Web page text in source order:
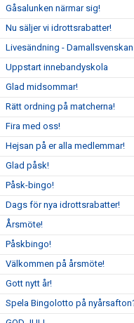
Gåsalunken närmar sig!
Nu säljer vi idrottsrabatter!
Livesändning -
Uppstart innebandyskola
Glad midsommar!
Rätt ordning på matcherna!
Fira med oss!
Hejsan på er alla medlemmar!
Glad påsk!
Påsk-bingo!
Dags för nya idrottsrabatter!
Årsmöte!
Påskbingo!
Välkommen på årsmöte!
Gott nytt år!
Spela Bingolotto på